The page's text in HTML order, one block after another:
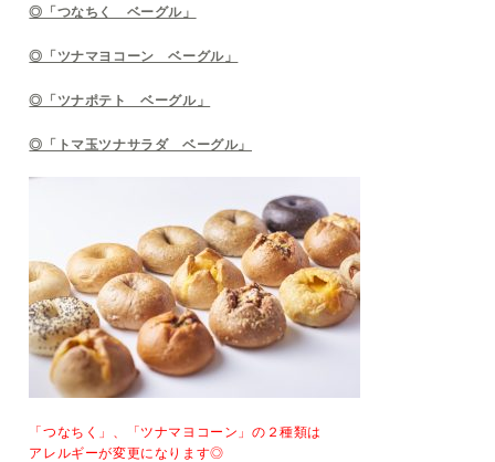
◎「つなちく ベーグル」
◎「ツナマヨコーン ベーグル」
◎「ツナポテト ベーグル」
◎「トマ玉ツナサラダ ベーグル」
「つなちく」、「ツナマヨコーン」の２種類は
アレルギーが変更になります◎